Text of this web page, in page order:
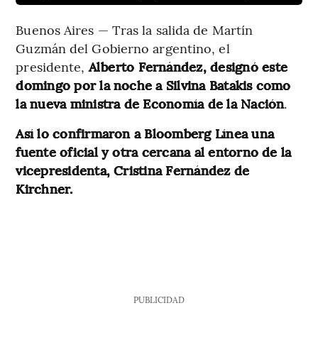
Buenos Aires — Tras la salida de Martín
Guzmán del Gobierno argentino, el
presidente,Alberto Fernández, designó este
domingo por la noche a Silvina Batakis como
la nueva ministra de Economía de la Nación.
Así lo confirmaron a Bloomberg Línea una
fuente oficial y otra cercana al entorno de la
vicepresidenta, Cristina Fernández de
Kirchner.
PUBLICIDAD